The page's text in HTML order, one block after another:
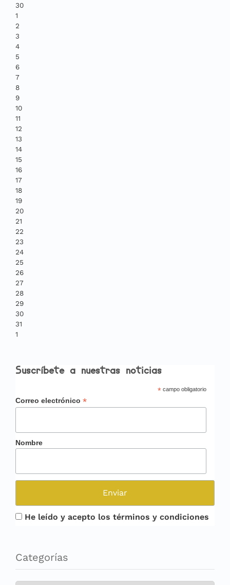
30
1
2
3
4
5
6
7
8
9
10
11
12
13
14
15
16
17
18
19
20
21
22
23
24
25
26
27
28
29
30
31
1
Suscríbete a nuestras noticias
* campo obligatorio
Correo electrónico *
Nombre
He leído y acepto los términos y condiciones
Categorías